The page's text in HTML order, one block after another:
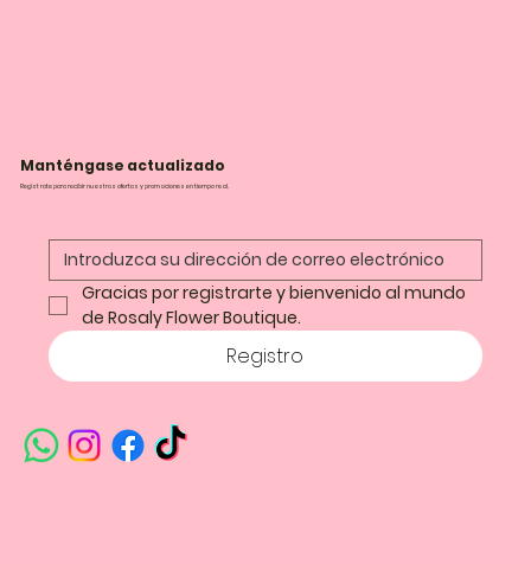
Manténgase actualizado
Regístrate para recibir nuestras ofertas y promociones en tiempo real.
Gracias por registrarte y bienvenido al mundo
de Rosaly Flower Boutique.
Registro